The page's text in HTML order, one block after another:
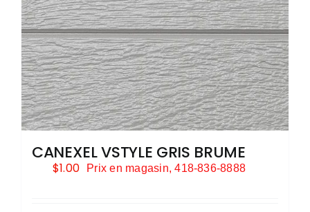
CANEXEL VSTYLE GRIS BRUME
$1.00 Prix en magasin, 418-836-8888